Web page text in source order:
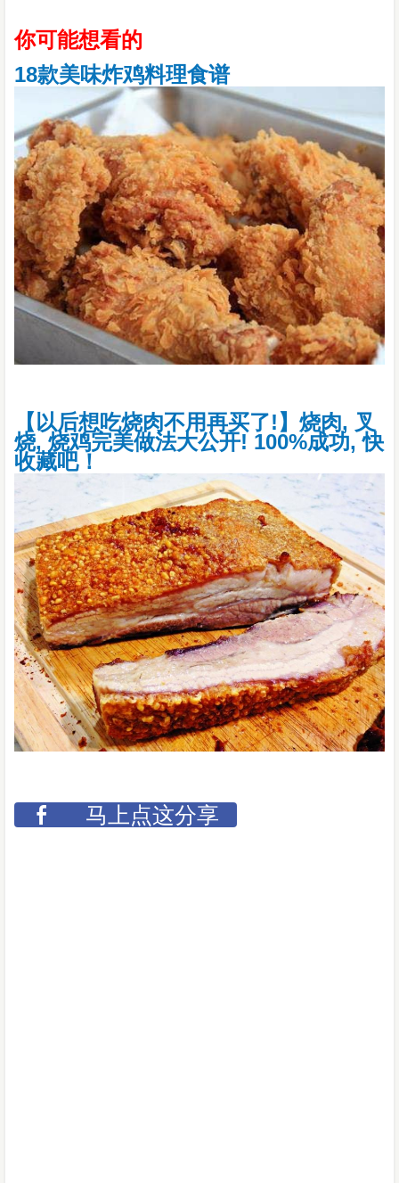
你可能想看的
18款美味炸鸡料理食谱
【以后想吃烧肉不用再买了!】烧肉, 叉
烧, 烧鸡完美做法大公开! 100%成功, 快
收藏吧！
马上点这分享